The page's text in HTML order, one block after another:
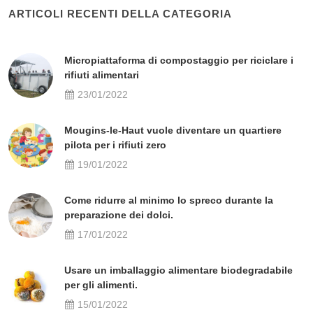
ARTICOLI RECENTI DELLA CATEGORIA
Micropiattaforma di compostaggio per riciclare i
rifiuti alimentari
23/01/2022
Mougins-le-Haut vuole diventare un quartiere
pilota per i rifiuti zero
19/01/2022
Come ridurre al minimo lo spreco durante la
preparazione dei dolci.
17/01/2022
Usare un imballaggio alimentare biodegradabile
per gli alimenti.
15/01/2022